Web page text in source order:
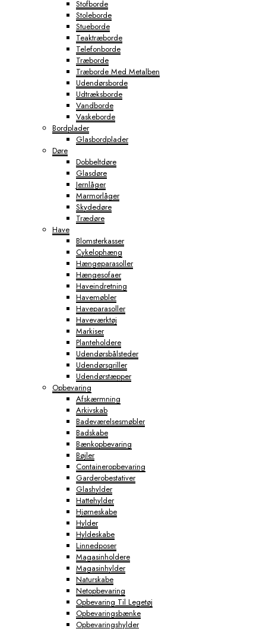
Stofborde
Stoleborde
Stueborde
Teaktræborde
Telefonborde
Træborde
Træborde Med Metalben
Udendørsborde
Udtræksborde
Vandborde
Vaskeborde
Bordplader
Glasbordplader
Døre
Dobbeltdøre
Glasdøre
Jernlåger
Marmorlåger
Skydedøre
Trædøre
Have
Blomsterkasser
Cykelophæng
Hængeparasoller
Hængesofaer
Haveindretning
Havemøbler
Haveparasoller
Haveværktøj
Markiser
Planteholdere
Udendørsbålsteder
Udendørsgriller
Udendørstæpper
Opbevaring
Afskærmning
Arkivskab
Badeværelsesmøbler
Badskabe
Bænkopbevaring
Bøjler
Containeropbevaring
Garderobestativer
Glashylder
Hattehylder
Hjørneskabe
Hylder
Hyldeskabe
Linnedposer
Magasinholdere
Magasinhylder
Naturskabe
Netopbevaring
Opbevaring Til Legetøj
Opbevaringsbænke
Opbevaringshylder